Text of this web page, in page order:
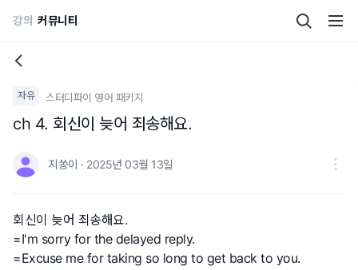
강의 커뮤니티
자유 스터디파이 영어 패키지
ch 4. 회신이 늦어 죄송해요.
지쏭이 · 2025년 03월 13일
회신이 늦어 죄송해요.
=I'm sorry for the delayed reply.
=Excuse me for taking so long to get back to you.